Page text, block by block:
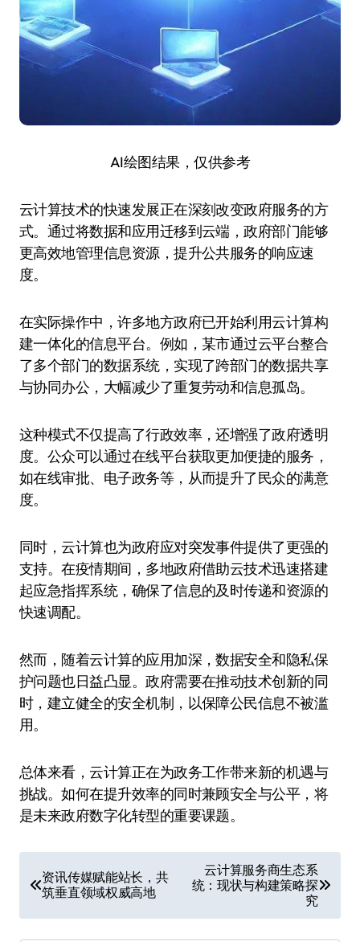
AI绘图结果，仅供参考
云计算技术的快速发展正在深刻改变政府服务的方
式。通过将数据和应用迁移到云端，政府部门能够
更高效地管理信息资源，提升公共服务的响应速
度。
在实际操作中，许多地方政府已开始利用云计算构
建一体化的信息平台。例如，某市通过云平台整合
了多个部门的数据系统，实现了跨部门的数据共享
与协同办公，大幅减少了重复劳动和信息孤岛。
这种模式不仅提高了行政效率，还增强了政府透明
度。公众可以通过在线平台获取更加便捷的服务，
如在线审批、电子政务等，从而提升了民众的满意
度。
同时，云计算也为政府应对突发事件提供了更强的
支持。在疫情期间，多地政府借助云技术迅速搭建
起应急指挥系统，确保了信息的及时传递和资源的
快速调配。
然而，随着云计算的应用加深，数据安全和隐私保
护问题也日益凸显。政府需要在推动技术创新的同
时，建立健全的安全机制，以保障公民信息不被滥
用。
总体来看，云计算正在为政务工作带来新的机遇与
挑战。如何在提升效率的同时兼顾安全与公平，将
是未来政府数字化转型的重要课题。
章
导
资讯传媒赋能站长，共
筑垂直领域权威高地
云计算服务商生态系
统：现状与构建策略探
究